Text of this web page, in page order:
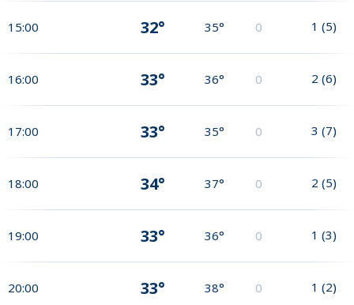
15:00 32° 35° 0 1 (5)
16:00 33° 36° 0 2 (6)
17:00 33° 35° 0 3 (7)
18:00 34° 37° 0 2 (5)
19:00 33° 36° 0 1 (3)
20:00 33° 38° 0 1 (2)